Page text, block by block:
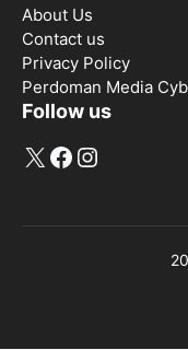
About Us
Contact us
Privacy Policy
Perdoman Media
Follow us
X Facebook
Instagram